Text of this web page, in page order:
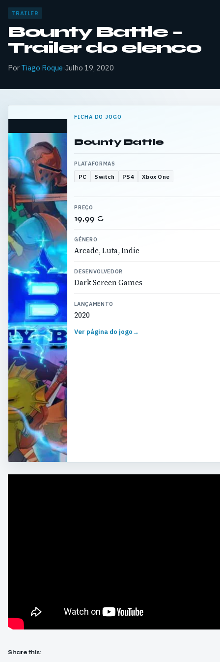
TRAILER
Bounty Battle –
Trailer do elenco
Por Tiago Roque·Julho 19, 2020
FICHA DO JOGO
Bounty Battle
PLATAFORMAS
PC Switch PS4 Xbox One
PREÇO
19,99 €
GÉNERO
Arcade, Luta, Indie
DESENVOLVEDOR
Dark Screen Games
LANÇAMENTO
2020
Ver página do jogo→
Share this: